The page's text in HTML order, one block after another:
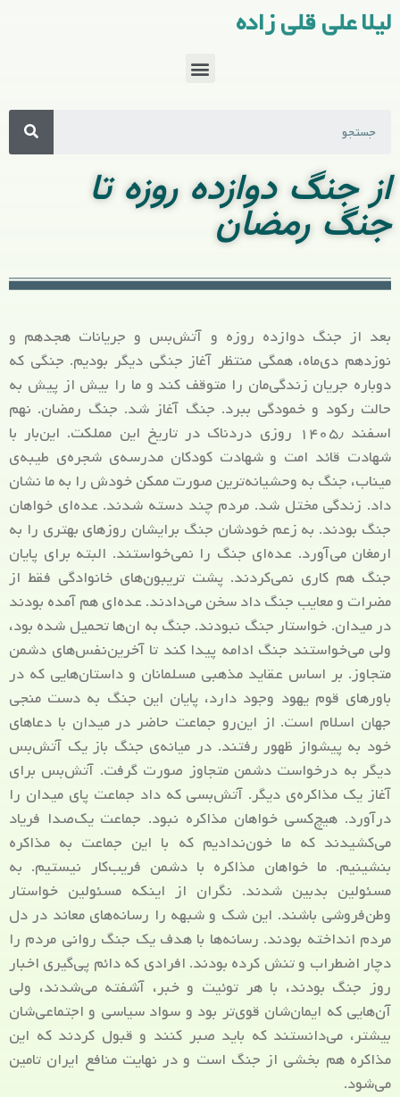
لیلا علی قلی زاده
از جنگ دوازده روزه تا
جنگ رمضان
بعد از جنگ دوازده روزه و آتش‌بس و جریانات هجدهم و
نوزدهم دی‌ماه، همگی منتظر آغاز جنگی دیگر بودیم. جنگی که
دوباره جریان زندگی‌مان را متوقف کند و ما را بیش از پیش به
حالت رکود و خمودگی ببرد. جنگ آغاز شد. جنگ رمضان. نهم
اسفند ۱۴۰۵٫ روزی دردناک در تاریخ این مملکت. این‌بار با
شهادت قائد امت و شهادت کودکان مدرسه‌ی شجره‌ی طیبه‌ی
میناب، جنگ به وحشیانه‌ترین صورت ممکن خودش را به ما نشان
داد. زندگی مختل شد. مردم چند دسته شدند. عده‌ای خواهان
جنگ بودند. به زعم خودشان جنگ برایشان روزهای بهتری را به
ارمغان می‌آورد. عده‌ای جنگ را نمی‌خواستند. البته برای پایان
جنگ هم کاری نمی‌کردند. پشت تریبون‌های خانوادگی فقط از
مضرات و معایب جنگ داد سخن می‌دادند. عده‌ای هم آمده بودند
در میدان. خواستار جنگ نبودند. جنگ به ان‌ها تحمیل شده بود،
ولی می‌خواستند جنگ ادامه پیدا کند تا آخرین‌نفس‌های دشمن
متجاوز. بر اساس عقاید مذهبی مسلمانان و داستان‌هایی که در
باورهای قوم یهود وجود دارد، پایان این جنگ به دست منجی
جهان اسلام است. از این‌رو جماعت حاضر در میدان با دعاهای
خود به پیشواز ظهور رفتند. در میانه‌ی جنگ باز یک آتش‌بس
دیگر به درخواست دشمن متجاوز صورت گرفت. آتش‌بس برای
آغاز یک مذاکره‌ی دیگر. آتش‌بسی که داد جماعت پای میدان را
درآورد. هیچ‌کسی خواهان مذاکره نبود. جماعت یک‌صدا فریاد
می‌کشیدند که ما خون‌ندادیم که با این جماعت به مذاکره
بنشینیم. ما خواهان مذاکره با دشمن فریب‌کار نیستیم. به
مسئولین بدبین شدند. نگران از اینکه مسئولین خواستار
وطن‌فروشی باشند. این شک و شبهه را رسانه‌های معاند در دل
مردم انداخته بودند. رسانه‌ها با هدف یک جنگ روانی مردم را
دچار اضطراب و تنش کرده بودند. افرادی که دائم پی‌گیری اخبار
روز جنگ بودند، با هر توئیت و خبر، آشفته می‌شدند، ولی
آن‌هایی که ایمان‌شان قوی‌تر بود و سواد سیاسی و اجتماعی‌شان
بیشتر، می‌دانستند که باید صبر کنند و قبول کردند که این
مذاکره هم بخشی از جنگ است و در نهایت منافع ایران تامین
می‌شود.